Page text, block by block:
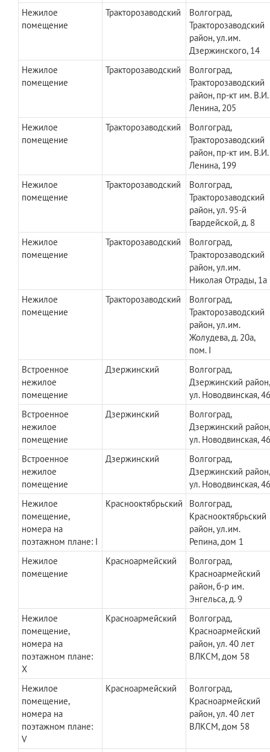
Нежилое
помещение
Тракторозаводский
Волгоград,
Тракторозаводский
район, ул.им.
Дзержинского, 14
Нежилое
помещение
Тракторозаводский
Волгоград,
Тракторозаводский
район, пр-кт им. В.И.
Ленина, 205
Нежилое
помещение
Тракторозаводский
Волгоград,
Тракторозаводский
район, пр-кт им. В.И.
Ленина, 199
Нежилое
помещение
Тракторозаводский
Волгоград,
Тракторозаводский
район, ул. 95-й
Гвардейской, д. 8
Нежилое
помещение
Тракторозаводский
Волгоград,
Тракторозаводский
район, ул.им.
Николая Отрады, 1а
Нежилое
помещение
Тракторозаводский
Волгоград,
Тракторозаводский
район, ул.им.
Жолудева, д. 20а,
пом. I
Встроенное
нежилое
помещение
Дзержинский
Волгоград,
Дзержинский район,
ул. Новодвинская, 46
Встроенное
нежилое
помещение
Дзержинский
Волгоград,
Дзержинский район,
ул. Новодвинская, 46
Встроенное
нежилое
помещение
Дзержинский
Волгоград,
Дзержинский район,
ул. Новодвинская, 46
Нежилое
помещение,
номера на
поэтажном плане: I
Краснооктябрьский
Волгоград,
Краснооктябрьский
район, ул.им.
Репина, дом 1
Нежилое
помещение
Красноармейский
Волгоград,
Красноармейский
район, б-р им.
Энгельса, д. 9
Нежилое
помещение,
номера на
поэтажном плане:
X
Красноармейский
Волгоград,
Красноармейский
район, ул. 40 лет
ВЛКСМ, дом 58
Нежилое
помещение,
номера на
поэтажном плане:
V
Красноармейский
Волгоград,
Красноармейский
район, ул. 40 лет
ВЛКСМ, дом 58